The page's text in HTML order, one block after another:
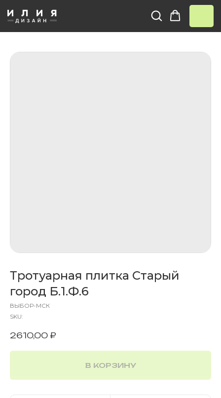
Тротуарная плитка Старый
город Б.1.Ф.6
ВЫБОР-МСК
SKU:
2610,00 ₽
В КОРЗИНУ